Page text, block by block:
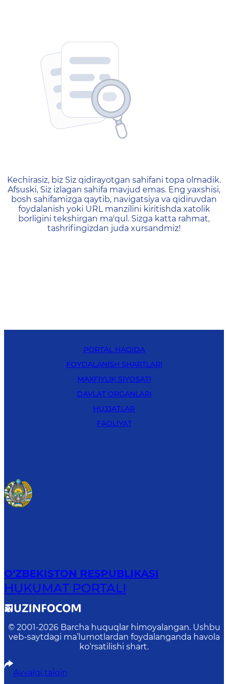
404 — Страница не
Kechirasiz, biz Siz qidirayotgan sahifani topa olmadik.
Afsuski, Siz izlagan sahifa mavjud emas. Eng yaxshisi,
bosh sahifamizga qaytib, navigatsiya va qidiruvdan
foydalanish yoki URL manzilini kiritishda xatolik
borligini tekshirgan ma'qul. Sizga katta rahmat,
tashrifingizdan juda xursandmiz!
PORTAL HAQIDA
FOYDALANISH SHARTLARI
MAXFIYLIK SIYOSATI
DAVLAT ORGANLARI
HUJJATLAR
FAOLIYAT
O‘ZBEKISTON RESPUBLIKASI
HUKUMAT PORTALI
© 2001-2026 Barcha huquqlar himoyalangan. Ushbu
veb-saytdagi ma’lumotlardan foydalanganda havola
ko‘rsatilishi shart.
Avvalgi talqin